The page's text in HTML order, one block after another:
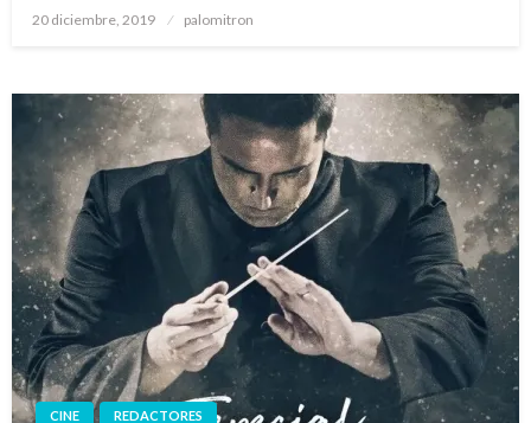
Publicado
20 diciembre, 2019 palomitron
CINE REDACTORES